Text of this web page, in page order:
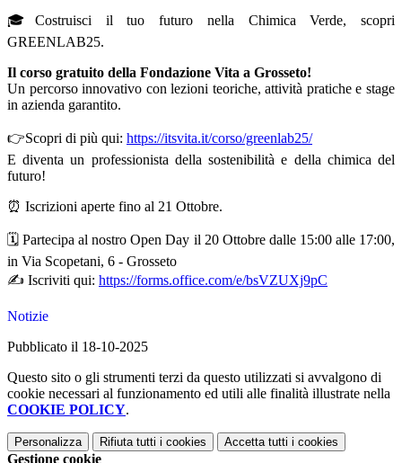
🎓Costruisci il tuo futuro nella Chimica Verde, scopri
GREENLAB25.
Il corso gratuito della Fondazione Vita a Grosseto!
Un percorso innovativo con lezioni teoriche, attività pratiche e stage
in azienda garantito.
👉Scopri di più qui: https://itsvita.it/corso/greenlab25/
E diventa un professionista della sostenibilità e della chimica del
futuro!
⏰ Iscrizioni aperte fino al 21 Ottobre.
🗓️ Partecipa al nostro Open Day il 20 Ottobre dalle 15:00 alle 17:00,
in Via Scopetani, 6 - Grosseto
✍️ Iscriviti qui: https://forms.office.com/e/bsVZUXj9pC
Notizie
Pubblicato il 18-10-2025
Questo sito o gli strumenti terzi da questo utilizzati si avvalgono di
cookie necessari al funzionamento ed utili alle finalità illustrate nella
COOKIE POLICY.
Personalizza Rifiuta tutti i cookies Accetta tutti i cookies
Gestione cookie